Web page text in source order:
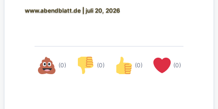
www.abendblatt.de juli 20, 2026
(0) (0) (0) (0)